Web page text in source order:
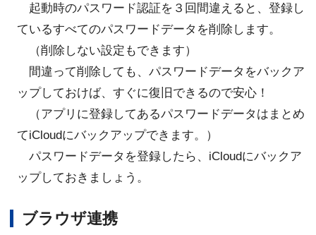
起動時のパスワード認証を３回間違えると、登録し
ているすべてのパスワードデータを削除します。
（削除しない設定もできます）
間違って削除しても、パスワードデータをバックア
ップしておけば、すぐに復旧できるので安心！
（アプリに登録してあるパスワードデータはまとめ
てiCloudにバックアップできます。）
パスワードデータを登録したら、iCloudにバックア
ップしておきましょう。
ブラウザ連携